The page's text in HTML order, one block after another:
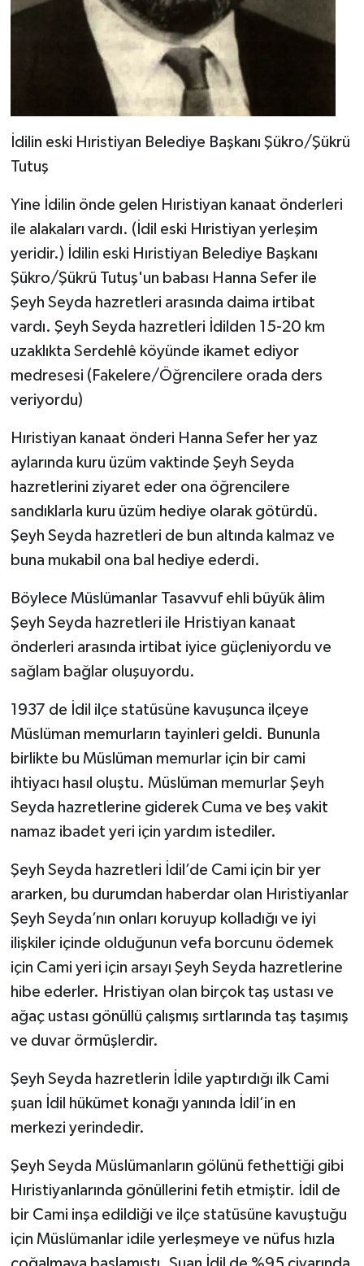
İdilin eski Hıristiyan Belediye Başkanı Şükro/Şükrü
Tutuş
Yine İdilin önde gelen Hıristiyan kanaat önderleri
ile alakaları vardı. (İdil eski Hıristiyan yerleşim
yeridir.) İdilin eski Hıristiyan Belediye Başkanı
Şükro/Şükrü Tutuş'un babası Hanna Sefer ile
Şeyh Seyda hazretleri arasında daima irtibat
vardı. Şeyh Seyda hazretleri İdilden 15-20 km
uzaklıkta Serdehlê köyünde ikamet ediyor
medresesi (Fakelere/Öğrencilere orada ders
veriyordu)
Hıristiyan kanaat önderi Hanna Sefer her yaz
aylarında kuru üzüm vaktinde Şeyh Seyda
hazretlerini ziyaret eder ona öğrencilere
sandıklarla kuru üzüm hediye olarak götürdü.
Şeyh Seyda hazretleri de bun altında kalmaz ve
buna mukabil ona bal hediye ederdi.
Böylece Müslümanlar Tasavvuf ehli büyük âlim
Şeyh Seyda hazretleri ile Hristiyan kanaat
önderleri arasında irtibat iyice güçleniyordu ve
sağlam bağlar oluşuyordu.
1937 de İdil ilçe statüsüne kavuşunca ilçeye
Müslüman memurların tayinleri geldi. Bununla
birlikte bu Müslüman memurlar için bir cami
ihtiyacı hasıl oluştu. Müslüman memurlar Şeyh
Seyda hazretlerine giderek Cuma ve beş vakit
namaz ibadet yeri için yardım istediler.
Şeyh Seyda hazretleri İdil’de Cami için bir yer
ararken, bu durumdan haberdar olan Hıristiyanlar
Şeyh Seyda’nın onları koruyup kolladığı ve iyi
ilişkiler içinde olduğunun vefa borcunu ödemek
için Cami yeri için arsayı Şeyh Seyda hazretlerine
hibe ederler. Hristiyan olan birçok taş ustası ve
ağaç ustası gönüllü çalışmış sırtlarında taş taşımış
ve duvar örmüşlerdir.
Şeyh Seyda hazretlerin İdile yaptırdığı ilk Cami
şuan İdil hükümet konağı yanında İdil’in en
merkezi yerindedir.
Şeyh Seyda Müslümanların gölünü fethettiği gibi
Hıristiyanlarında gönüllerini fetih etmiştir. İdil de
bir Cami inşa edildiği ve ilçe statüsüne kavuştuğu
için Müslümanlar idile yerleşmeye ve nüfus hızla